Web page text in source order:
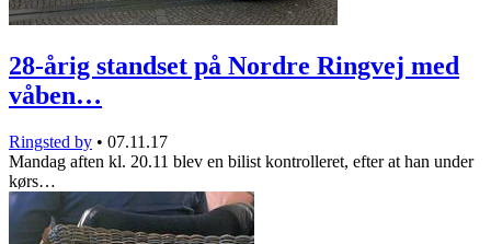
28-årig standset på Nordre Ringvej med
våben…
Ringsted by • 07.11.17
Mandag aften kl. 20.11 blev en bilist kontrolleret, efter at han under
kørs…